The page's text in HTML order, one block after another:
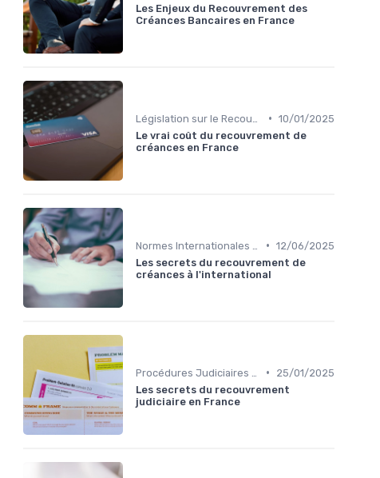
Les Enjeux du Recouvrement des
Créances Bancaires en France
• 10/01/2025
Le vrai coût du recouvrement de
créances en France
• 12/06/2025
Les secrets du recouvrement de
créances à l'international
•
25/01/2025
Les secrets du recouvrement
judiciaire en France